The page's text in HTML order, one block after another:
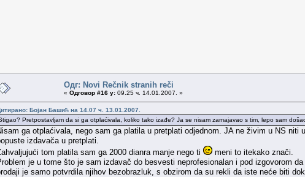
Одг: Novi Rečnik stranih reči
« Одговор #16 у: 09.25 ч. 14.01.2007. »
Бојан Башић на 14.07 ч. 13.01.2007.
Pretpostavljam da si ga otplaćivala, koliko tako izađe? Ja se nisam zamajavao s tim, lepo sam
ga otplaćivala, nego sam ga platila u pretplati odjednom. JA ne živim u NS
izdavača u pretplati.
tom platila sam ga 2000 dianra manje nego ti
meni to itekako znači.
je u tome što je sam izdavač do besvesti neprofesionalan i pod izgovorom
je samo potvrdila njihov bezobrazluk, s obzirom da su rekli da iste neće biti